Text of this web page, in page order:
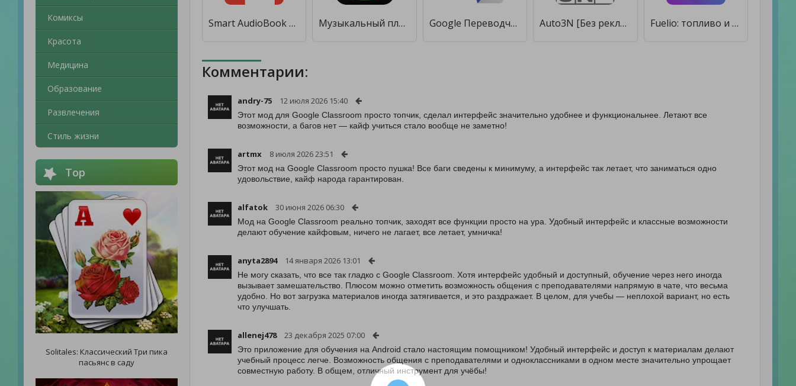
Комиксы
Красота
Медицина
Образование
Развлечения
Стиль жизни
Top
Solitales: Классический Три пика
пасьянс в саду
Smart AudioBook Player [Без рекламы] Музыкальный плеер [Без рекламы] Google Переводчик [Без рекламы] Auto3N [Без рекламы] Fuelio: топливо и расходы [Без рекламы]
Комментарии:
andry-75 12 июля 2026 15:40
Этот мод для Google Classroom просто топчик, сделал интерфейс значительно удобнее и функциональнее. Летают все
возможности, а багов нет — кайф учиться стало вообще не заметно!
artmx 8 июля 2026 23:51
Этот мод на Google Classroom просто пушка! Все баги сведены к минимуму, а интерфейс так летает, что заниматься одно
удовольствие, кайф народа гарантирован.
alfatok 30 июня 2026 06:30
Мод на Google Classroom реально топчик, заходят все функции просто на ура. Удобный интерфейс и классные возможности
делают обучение кайфовым, ничего не лагает, все летает, умничка!
anyta2894 14 января 2026 13:01
Не могу сказать, что все так гладко с Google Classroom. Хотя интерфейс удобный и доступный, обучение через него иногда
вызывает замешательство. Плюсом можно отметить возможность общения с преподавателями напрямую в чате, что весьма
удобно. Но вот загрузка материалов иногда затягивается, и это раздражает. В целом, для учебы — неплохой вариант, но есть
что улучшать.
allenej478 23 декабря 2025 07:00
Это приложение для обучения на Android стало настоящим помощником! Удобный интерфейс и доступ к материалам делают
учебный процесс легче. Возможность общения с преподавателями и одноклассниками в одном месте значительно упрощает
совместную работу. В общем, отличный инструмент для учёбы!